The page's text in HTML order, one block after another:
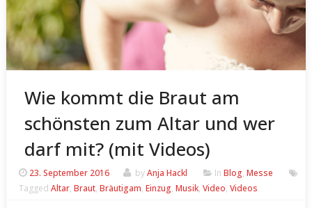
Wie kommt die Braut am
schönsten zum Altar und wer
darf mit? (mit Videos)
23. September 2016 byAnja Hackl In Blog, Messe
Tagged Altar, Braut, Bräutigam, Einzug, Musik, Video, Videos